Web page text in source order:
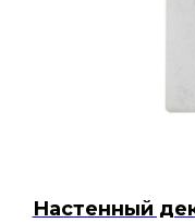
Настенный